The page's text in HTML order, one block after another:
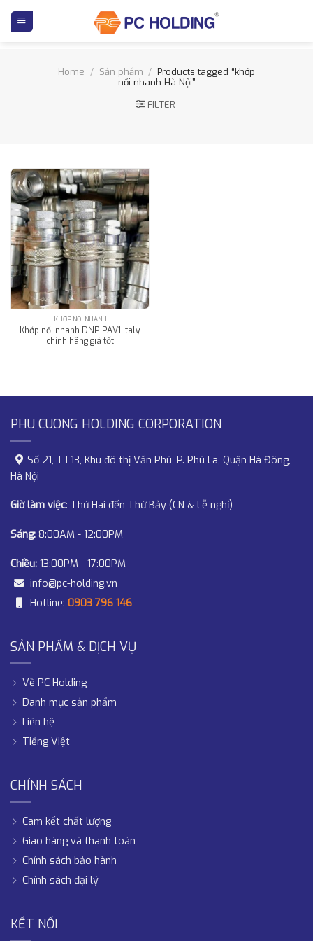
Home / Sản phẩm / Products tagged “khớp
nối nhanh Hà Nội”
FILTER
KHỚP NỐI NHANH
Khớp nối nhanh DNP PAV1 Italy
chính hãng giá tốt
PHU CUONG HOLDING CORPORATION
Số 21, TT13, Khu đô thị Văn Phú, P. Phú La, Quận Hà Đông,
Hà Nội
Giờ làm việc: Thứ Hai đến Thứ Bảy (CN & Lễ nghỉ)
Sáng: 8:00AM - 12:00PM
Chiều: 13:00PM - 17:00PM
info@pc-holding.vn
Hotline: 0903 796 146
SẢN PHẨM & DỊCH VỤ
Về PC Holding
Danh mục sản phẩm
Liên hệ
Tiếng Việt
CHÍNH SÁCH
Cam kết chất lượng
Giao hàng và thanh toán
Chính sách bảo hành
Chính sách đại lý
KẾT NỐI